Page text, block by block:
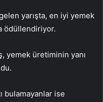
yarışta, en iyi yemek
ödüllendiriyor.
yemek üretiminin yanı
bulamayanlar ise